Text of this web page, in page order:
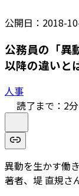
公開日： 2018-
公務員の「異
以降の違いと
人事
読了まで： 2分
異動を生かす働
著者、堤 直規さ